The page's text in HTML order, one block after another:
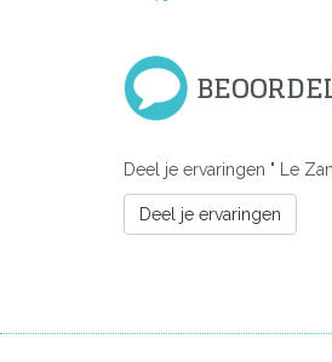
Deel je ervaringen " Le
Deel je ervaringen